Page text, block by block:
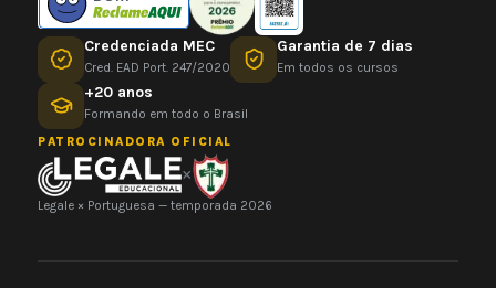
Credenciada MEC
Cred. EAD Port. 247/2020
Garantia de 7 dias
Em todos os cursos
+20 anos
Formando em todo o Brasil
PATROCINADORA OFICIAL
×
Legale × Portuguesa — temporada 2026